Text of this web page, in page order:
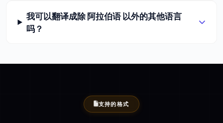
我可以翻译成除 阿拉伯语 以外的其他语言
吗？
支持的格式